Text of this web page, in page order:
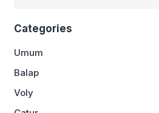
Categories
Umum
Balap
Voly